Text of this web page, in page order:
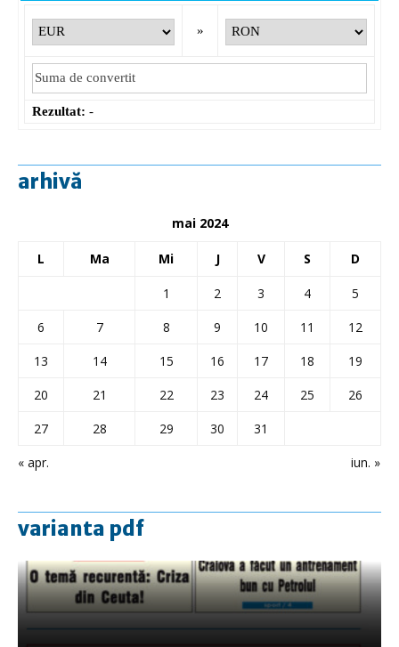
»
Rezultat: -
arhivă
mai 2024
L Ma Mi J V S D
« apr. iun. »
1 2 3 4
5
6
7 8 9 10 11
12
13
14 15 16 17 18
19
20
21 22 23 24 25
26
27
28 29 30 31
varianta pdf